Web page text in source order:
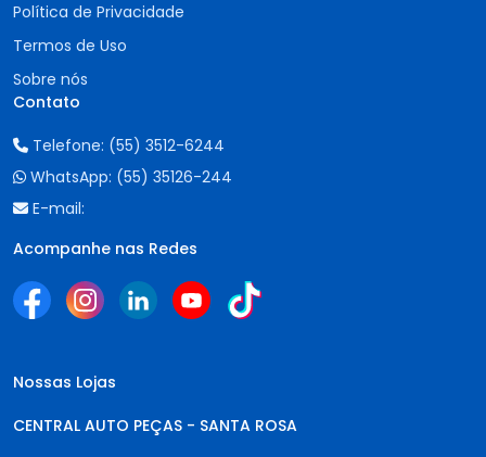
Política de Privacidade
Termos de Uso
Sobre nós
Contato
Telefone: (55) 3512-6244
WhatsApp: (55) 35126-244
E-mail:
Acompanhe nas Redes
Nossas Lojas
CENTRAL AUTO PEÇAS - SANTA ROSA